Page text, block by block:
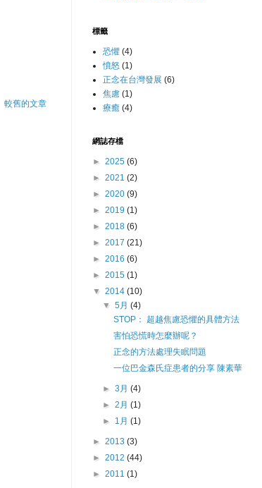
較舊的文章
標籤
恐懼 (4)
憤怒 (1)
正念在台灣發展 (6)
焦慮 (1)
療癒 (4)
網誌存檔
► 2025 (6)
► 2021 (2)
► 2020 (9)
► 2019 (1)
► 2018 (6)
► 2017 (21)
► 2016 (6)
► 2015 (1)
▼ 2014 (10)
▼5月(4)
STOP： 超越焦慮恐懼的具體方法
害怕恐慌時怎麼辦呢？
正念的方法處理失眠問題
一位巴金森氏症患者的分享 陳素華
►3月(4)
►2月(1)
► 1月(1)
► 2013 (3)
► 2012 (44)
► 2011 (1)